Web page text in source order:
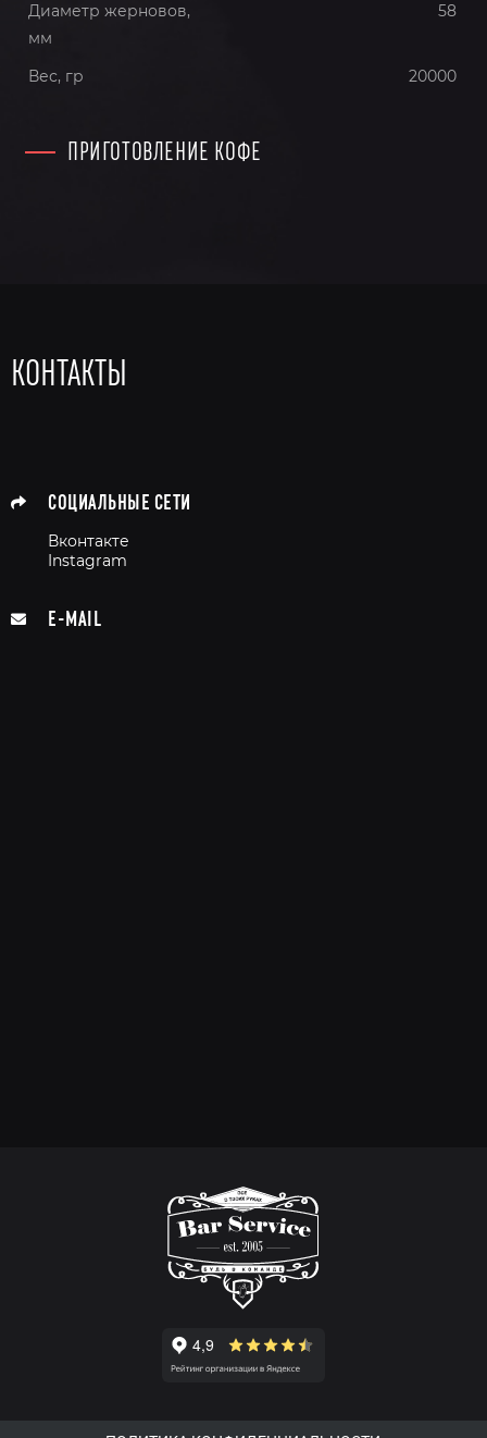
Диаметр жерновов,
мм
58
Вес, гр 20000
ПРИГОТОВЛЕНИЕ КОФЕ
КОНТАКТЫ
СОЦИАЛЬНЫЕ СЕТИ
Вконтакте
Instagram
E-MAIL